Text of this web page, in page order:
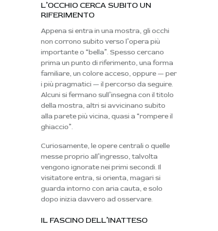
L’OCCHIO CERCA SUBITO UN
RIFERIMENTO
Appena si entra in una mostra, gli occhi
non corrono subito verso l’opera più
importante o “bella”. Spesso cercano
primaun punto di riferimento, una forma
familiare, un colore acceso, oppure — per
i più pragmatici — il percorso da seguire.
Alcuni si fermano sull’insegna con il titolo
della mostra, altri si avvicinano subito
alla parete più vicina, quasi a “rompere il
ghiaccio”.
Curiosamente, le opere centralio quelle
messe proprio all’ingresso, talvolta
vengono ignorate nei primi secondi. Il
visitatore entra, si orienta, magari si
guarda intorno con aria cauta, e solo
dopo inizia davvero ad osservare.
IL FASCINO DELL’INATTESO